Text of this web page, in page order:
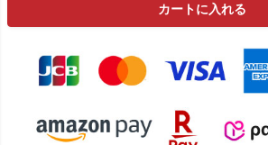
カートに入れる